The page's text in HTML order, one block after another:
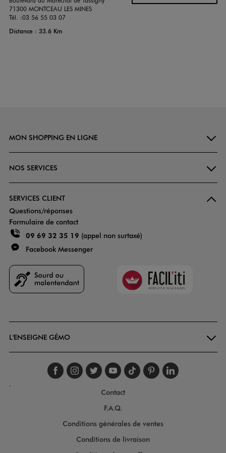
71300 MONTCEAU LES MINES
Tél. :03 56 55 03 07
Distance : 33.6 Km
MON SHOPPING EN LIGNE
NOS SERVICES
SERVICES CLIENT
Questions/réponses
Formulaire de contact
09 69 32 35 19 (appel non surtaxé)
Facebook Messenger
Faciliti
L'ENSEIGNE GÉMO
Suivez-nous sur
Suivez-nous sur
Suivez-nous sur
Suivez-nous
Suivez-nous
Suivez-
.
Contact
F.A.Q.
Conditions générales de ventes
Conditions de livraison